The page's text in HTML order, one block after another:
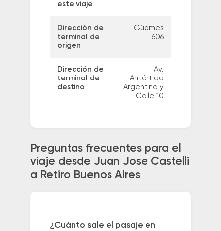
este viaje
Dirección de
terminal de
origen
Güemes
606
Dirección de
terminal de
destino
Av.
Antártida
Argentina y
Calle 10
Preguntas frecuentes para el
viaje desde Juan Jose Castelli
a Retiro Buenos Aires
¿Cuánto sale el pasaje en